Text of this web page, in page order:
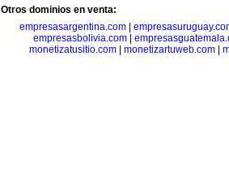
Otros dominios en venta:
empresasargentina.com|
empresasbolivia.com
monetizatusitio.com
monetizartuweb.com